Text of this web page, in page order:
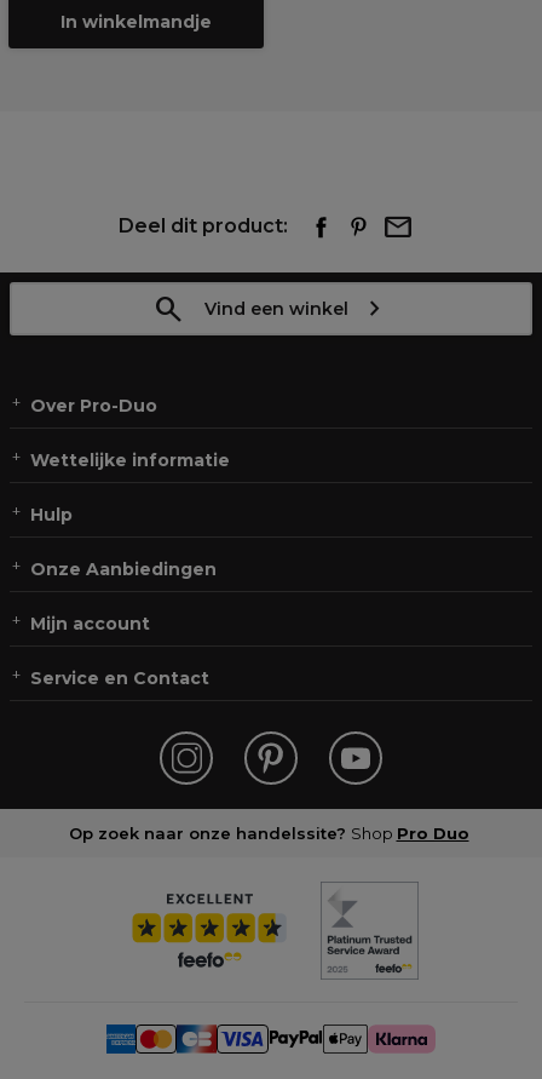
In winkelmandje
Deel dit product:
Vind een winkel
Over Pro-Duo
Wettelijke informatie
Hulp
Onze Aanbiedingen
Mijn account
Service en Contact
Op zoek naar onze handelssite? Shop Pro Duo